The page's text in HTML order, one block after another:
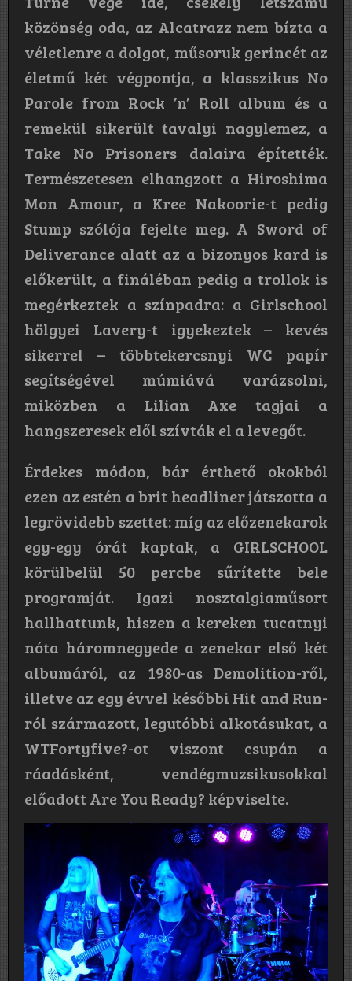
közönség oda, az Alcatrazz nem bízta a
véletlenre a dolgot, műsoruk gerincét az
életmű két végpontja, a klasszikus No
Parole from Rock ’n’ Roll album és a
remekül sikerült tavalyi nagylemez, a
Take No Prisoners dalaira építették.
Természetesen elhangzott a Hiroshima
Mon Amour, a Kree Nakoorie-t pedig
Stump szólója fejelte meg. A Sword of
Deliverance alatt az a bizonyos kard is
előkerült, a fináléban pedig a trollok is
megérkeztek a színpadra: a Girlschool
hölgyei Lavery-t igyekeztek – kevés
sikerrel – többtekercsnyi WC papír
segítségével múmiává varázsolni,
miközben a Lilian Axe tagjai a
hangszeresek elől szívták el a levegőt.
Érdekes módon, bár érthető okokból
ezen az estén a brit headliner játszotta a
legrövidebb szettet: míg az előzenekarok
egy-egy órát kaptak, a GIRLSCHOOL
körülbelül 50 percbe sűrítette bele
programját. Igazi nosztalgiaműsort
hallhattunk, hiszen a kereken tucatnyi
nóta háromnegyede a zenekar első két
albumáról, az 1980-as Demolition-ről,
illetve az egy évvel későbbi Hit and Run-
ról származott, legutóbbi alkotásukat, a
WTFortyfive?-ot viszont csupán a
ráadásként, vendégmuzsikusokkal
előadott Are You Ready? képviselte.